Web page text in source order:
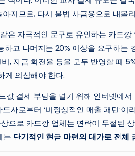
지므로, 다시 불법 사금융으로 내몰
은 자극적인 문구로 유인하는 카드
고 나머지는 20% 이상을 요구하는
, 자금 회전율 등을 모두 반영할 때
게 의심해야 한다.
결제 부담을 덜기 위해 인터넷에
사로부터 ‘비정상적인 매출 패턴’
로 카드깡 업체는 연락이 두절된
는 단기적인 현금 마련의 대가로 전체